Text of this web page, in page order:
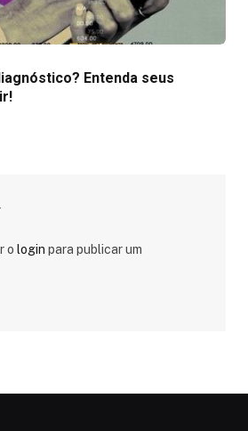
Entenda seus
o login para publicar um